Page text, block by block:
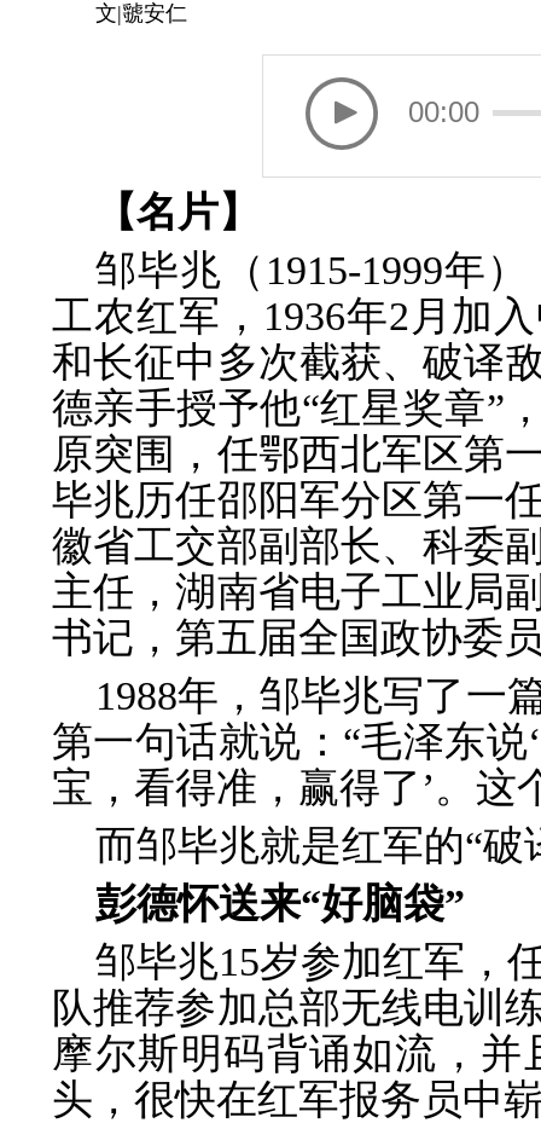
文|虢安仁
00:00
【名片】
邹毕兆（1915-1999年
工农红军，1936年2月加
和长征中多次截获、破译
德亲手授予他“红星奖章”
原突围，任鄂西北军区第
毕兆历任邵阳军分区第一
徽省工交部副部长、科委
主任，湖南省电子工业局
书记，第五届全国政协委
1988年，邹毕兆写了一
第一句话就说：“毛泽东
宝，看得准，赢得了’。这
而邹毕兆就是红军的“破
彭德怀送来“好脑袋”
邹毕兆15岁参加红军，
队推荐参加总部无线电训
摩尔斯明码背诵如流，
头，很快在红军报务员中